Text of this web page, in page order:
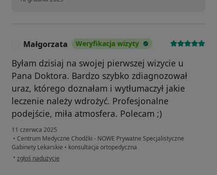
Małgorzata Weryfikacja wizyty
Byłam dzisiaj na swojej pierwszej wizycie u
Pana Doktora. Bardzo szybko zdiagnozował
uraz, którego doznałam i wytłumaczył jakie
leczenie należy wdrożyć. Profesjonalne
podejście, miła atmosfera. Polecam ;)
11 czerwca 2025
• Centrum Medyczne Chodźki - NOWE Prywatne Specjalistyczne
Gabinety Lekarskie • konsultacja ortopedyczna
• w opinii użytkownika Małgorzata
zgłoś nadużycie